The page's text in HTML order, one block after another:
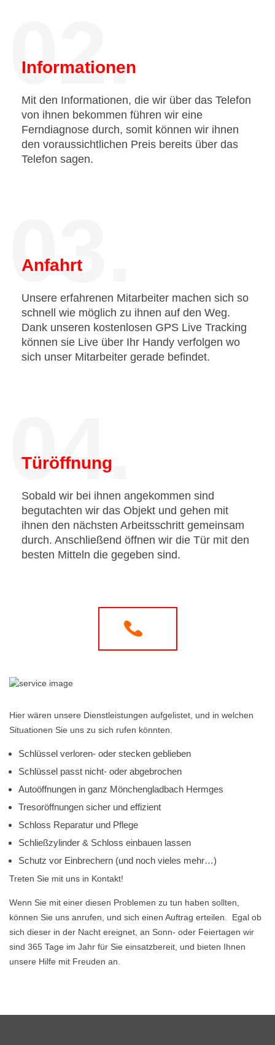
02.
Informationen
Mit den Informationen, die wir über das Telefon
von ihnen bekommen führen wir eine
Ferndiagnose durch, somit können wir ihnen
den voraussichtlichen Preis bereits über das
Telefon sagen.
03.
Anfahrt
Unsere erfahrenen Mitarbeiter machen sich so
schnell wie möglich zu ihnen auf den Weg.
Dank unseren kostenlosen GPS Live Tracking
können sie Live über Ihr Handy verfolgen wo
sich unser Mitarbeiter gerade befindet.
04.
Türöffnung
Sobald wir bei ihnen angekommen sind
begutachten wir das Objekt und gehen mit
ihnen den nächsten Arbeitsschritt gemeinsam
durch. Anschließend öffnen wir die Tür mit den
besten Mitteln die gegeben sind.
Hier wären unsere Dienstleistungen aufgelistet, und in welchen
Situationen Sie uns zu sich rufen könnten.
Schlüssel verloren- oder stecken geblieben
Schlüssel passt nicht- oder abgebrochen
Autoöffnungen in ganz Mönchengladbach Hermges
Tresoröffnungen sicher und effizient
Schloss Reparatur und Pflege
Schließzylinder & Schloss einbauen lassen
Schutz vor Einbrechern (und noch vieles mehr…)
Treten Sie mit uns in Kontakt!
Wenn Sie mit einer diesen Problemen zu tun haben sollten,
können Sie uns anrufen, und sich einen Auftrag erteilen. Egal ob
sich dieser in der Nacht ereignet, an Sonn- oder Feiertagen wir
sind 365 Tage im Jahr für Sie einsatzbereit, und bieten Ihnen
unsere Hilfe mit Freuden an.